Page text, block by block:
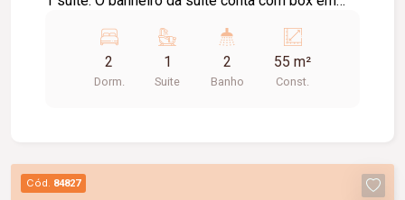
ampla e bem iluminada, sacada com
churrasqueira, cozinha com armários planejados e
cooktop, área de serviço com armário e banheiro
com capacidade para 2 carros. Um imóvel
confortável, funcional e pronto para morar.
2
Dorm.
1
Suite
2
Banho
55 m²
Const.
Cód. 84827